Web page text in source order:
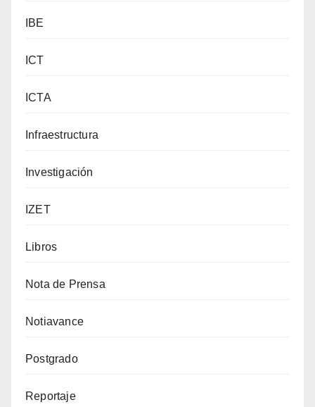
IBE
ICT
ICTA
Infraestructura
Investigación
IZET
Libros
Nota de Prensa
Notiavance
Postgrado
Reportaje